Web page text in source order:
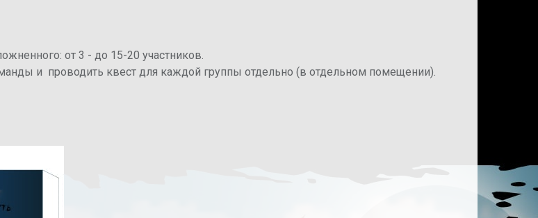
от 3 - до 15-20 участников.
и проводить квест для каждой группы отдельно (в отдельном помещении).